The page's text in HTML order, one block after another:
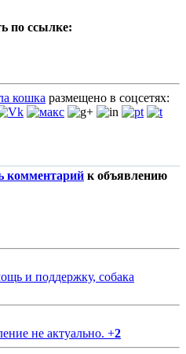
по ссылке:
кошка размещено в соцсетях:
комментарий к объявлению
и поддержку, собака
не актуально. +2